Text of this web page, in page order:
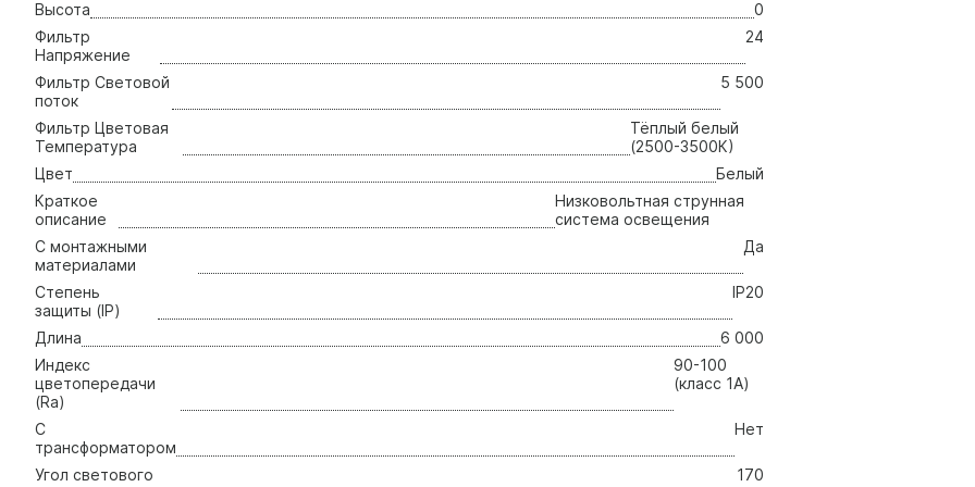
Высота
0
Фильтр
Напряжение
24
Фильтр Световой
поток
5 500
Фильтр Цветовая
Температура
Тёплый белый
(2500-3500К)
Цвет
Белый
Краткое
описание
Низковольтная струнная
система освещения
С монтажными
материалами
Да
Степень
защиты (IP)
IP20
Длина
6 000
Индекс
цветопередачи
(Ra)
90-100
(класс 1A)
С
трансформатором
Нет
Угол светового
170